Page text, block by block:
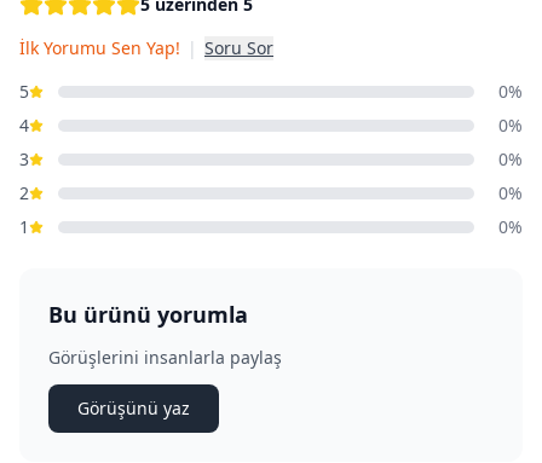
İlk Yorumu Sen Yap! | Soru Sor
5
0%
4
0%
3
0%
2
0%
1
0%
Bu ürünü yorumla
Görüşlerini insanlarla paylaş
Görüşünü yaz